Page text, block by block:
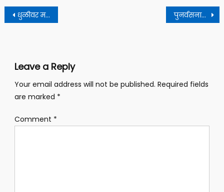
Post
navigation
धुळीवर मशीनद्वारे पाणी फवारणी करण्याऐवजी दिले जाते झाडांना पाणी पुनर्वसनानंतर १२ हजार कोटींचा बोजा
Leave a Reply
Your email address will not be published. Required fields
are marked *
Comment *